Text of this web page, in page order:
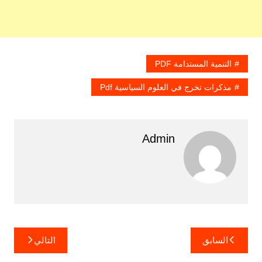
التنمية المستدامة PDF
مذكرات تخرج في العلوم السياسية Pdf
Admin
تصفّح
المقالات
السابق التالي